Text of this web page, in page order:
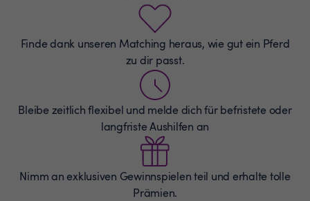
Finde dank unseren Matching heraus, wie gut ein Pferd
zu dir passt.
Bleibe zeitlich flexibel und melde dich für befristete oder
langfriste Aushilfen an
Nimm an exklusiven Gewinnspielen teil und erhalte tolle
Prämien.